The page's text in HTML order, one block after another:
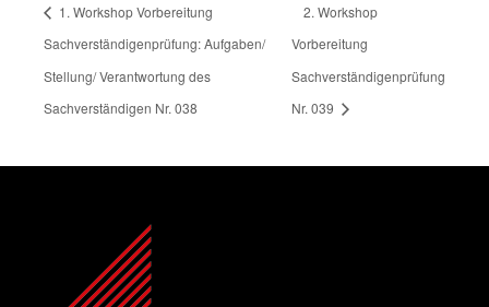
1. Workshop Vorbereitung
Sachverständigenprüfung: Aufgaben/
Stellung/ Verantwortung des
Sachverständigen Nr. 038
2. Workshop
Vorbereitung
Sachverständigenprüfung
Nr. 039